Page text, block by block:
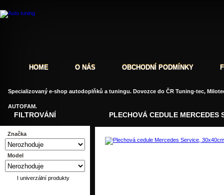
PLECHOVÁ CEDULE MERCEDES
FILTROVÁNÍ
Značka
Model
I univerzální produkty
HOME O NÁS OBCHODNÍ PODMÍNKY
Specializovaný e-shop autodoplňků a tuningu. Dovozce do ČR Tuning-tec,
AUTOFAM.